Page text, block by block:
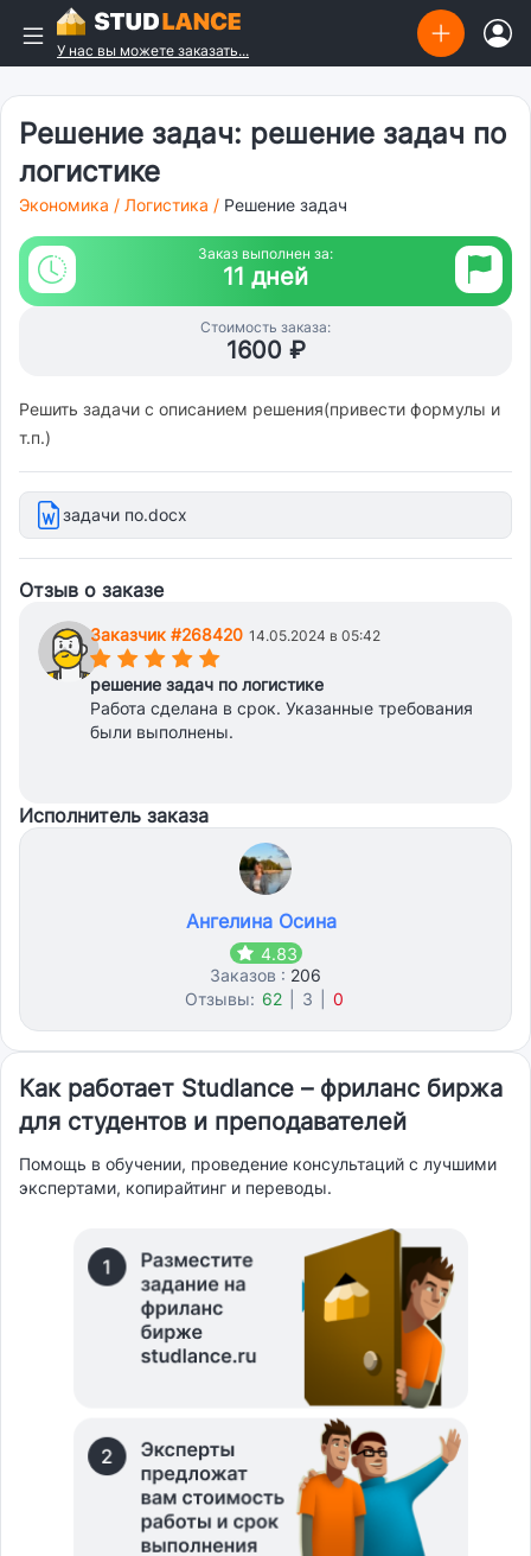
У нас вы можете заказать...
Решение задач: решение задач по
логистике
Экономика / Логистика / Решение задач
Заказ выполнен за:
11 дней
Стоимость заказа:
1600 ₽
Решить задачи с описанием решения(привести формулы и
т.п.)
задачи по.docx
Отзыв о заказе
Заказчик #268420 14.05.2024 в 05:42
(*)(*)(*)(*)(*)
решение задач по логистике
Работа сделана в срок. Указанные требования
были выполнены.
Исполнитель заказа
Ангелина Осина
4.83
Заказов : 206
Отзывы: 62 3 0
Как работает Studlance – фриланс биржа
для студентов и преподавателей
Помощь в обучении, проведение консультаций с лучшими
экспертами, копирайтинг и переводы.